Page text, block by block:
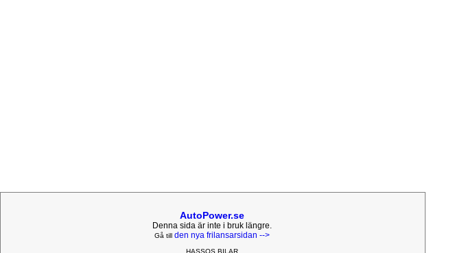
AutoPower.se
Denna sida är inte i bruk längre.
Gå till den nya frilansarsidan -->
HASSOS BILAR